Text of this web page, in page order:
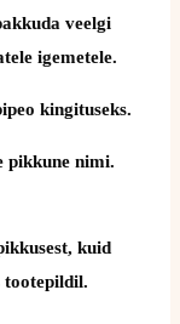
veelgi
igemetele.
kingituseks.
pikkune nimi.
kuid
tootepildil.